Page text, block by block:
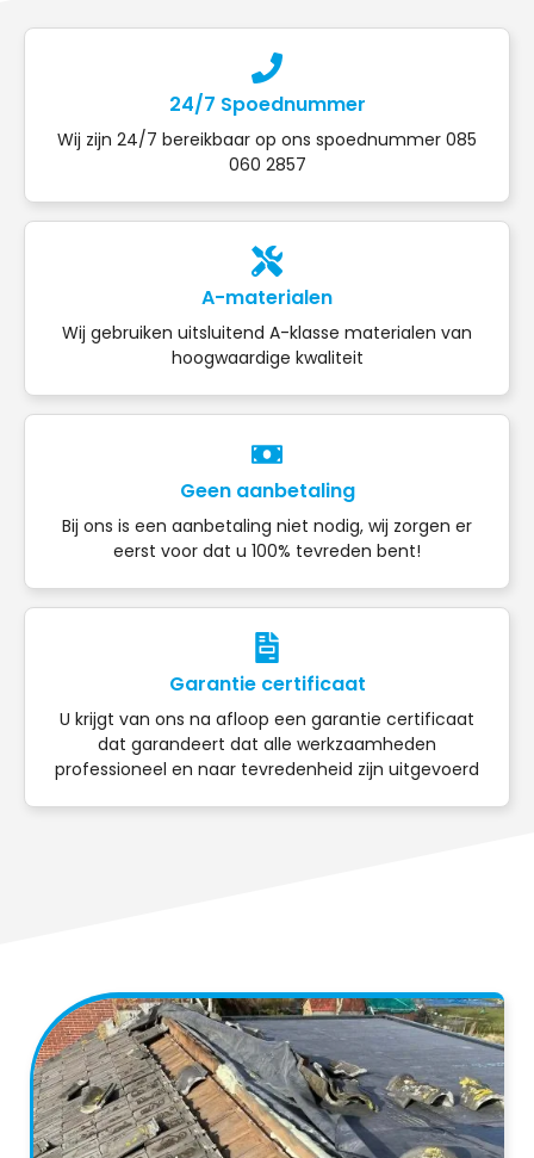
24/7 Spoednummer
Wij zijn 24/7 bereikbaar op ons spoednummer 085
060 2857
A-materialen
Wij gebruiken uitsluitend A-klasse materialen van
hoogwaardige kwaliteit
Geen aanbetaling
Bij ons is een aanbetaling niet nodig, wij zorgen er
eerst voor dat u 100% tevreden bent!
Garantie certificaat
U krijgt van ons na afloop een garantie certificaat
dat garandeert dat alle werkzaamheden
professioneel en naar tevredenheid zijn uitgevoerd